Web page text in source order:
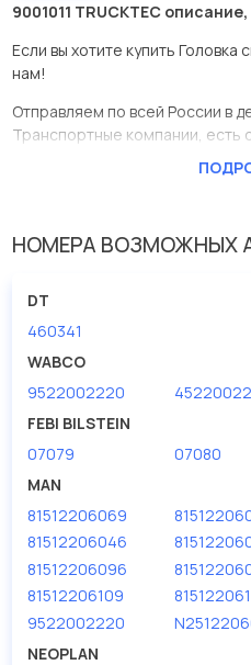
9001011 TRUCKTEC
Если вы хотите купить
нам!
Отправляем по всей России в
Транспортные компании, есть
У данной детали есть аналоги
представлены в большом
Мы продаем
дисковые с гарантией от
Производитель
НОМЕРА ВОЗМОЖНЫХ
DT
460341
WABCO
9522002220
FEBI BILSTEIN
07079
07080
MAN
81512206069
81512206046
81512206096
81512206109
9522002220
NEOPLAN